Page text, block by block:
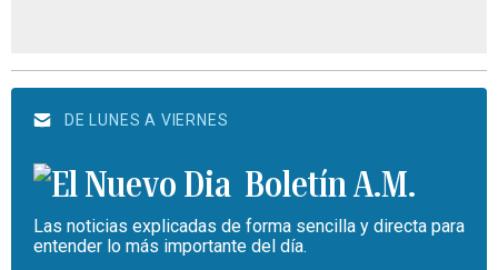
DE LUNES A VIERNES
Boletín A.M.
Las noticias explicadas de forma sencilla y directa para
entender lo más importante del día.